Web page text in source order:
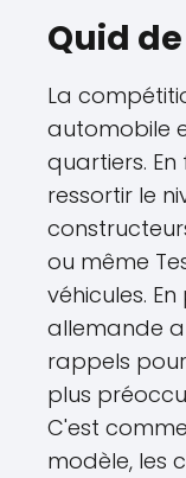
Quid
La
automobile
quartiers.
ressortir le
ou même
véhicules.
allemande
rappels
plus
C'est
modèle, les